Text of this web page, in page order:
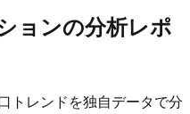
ョンの分析レポ
トレンドを独自データで分